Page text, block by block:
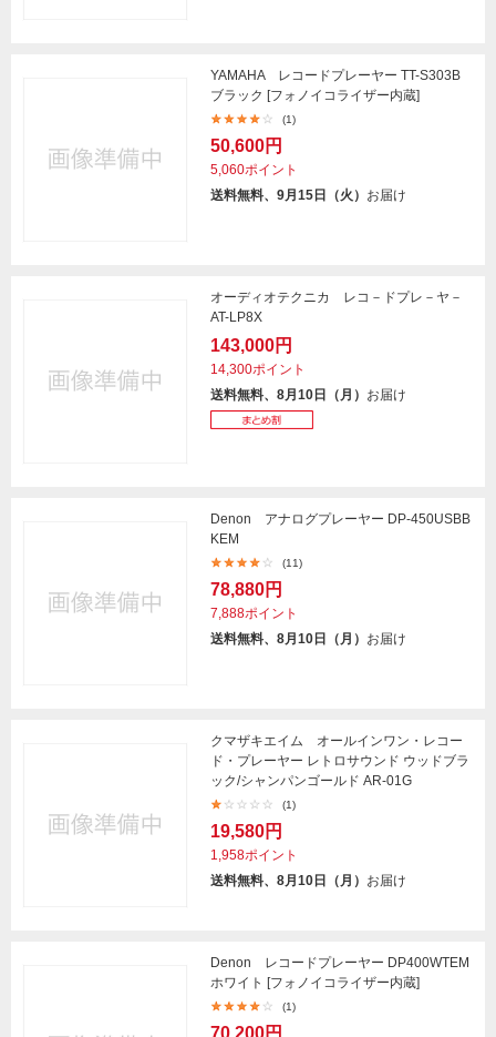
YAMAHA レコードプレーヤー TT-S303B
ブラック [フォノイコライザー内蔵]
(1)
50,600円
5,060ポイント
送料無料、9月15日（火） お届け
オーディオテクニカ レコ－ドプレ－ヤ－
AT-LP8X
143,000円
14,300ポイント
送料無料、8月10日（月） お届け
Denon アナログプレーヤー DP-450USBB
KEM
(11)
78,880円
7,888ポイント
送料無料、8月10日（月） お届け
クマザキエイム オールインワン・レコー
ド・プレーヤー レトロサウンド ウッドブラ
ック/シャンパンゴールド AR-01G
(1)
19,580円
1,958ポイント
送料無料、8月10日（月） お届け
Denon レコードプレーヤー DP400WTEM
ホワイト [フォノイコライザー内蔵]
(1)
70,200円